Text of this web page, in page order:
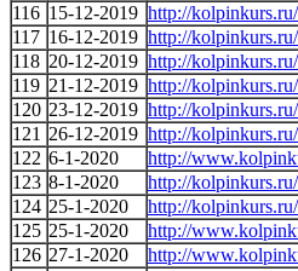
116 15-12-2019 http://
117 16-12-2019 http://
118 20-12-2019 http://
119 21-12-2019 http://
120 23-12-2019 http://
121 26-12-2019 http://
122 6-1-2020
http://
123 8-1-2020
http://
124 25-1-2020
http://
125 25-1-2020
http://
126 27-1-2020
http://